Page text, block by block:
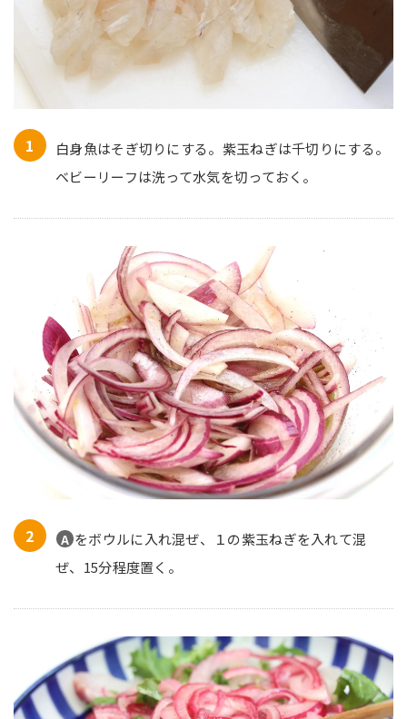
白身魚はそぎ切りにする。紫玉ねぎは千切りにする。
ベビーリーフは洗って水気を切っておく。
A をボウルに入れ混ぜ、１の紫玉ねぎを入れて混
ぜ、15分程度置く。